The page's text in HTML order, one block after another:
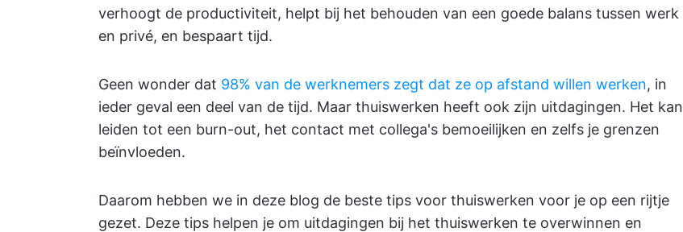
verhoogt de productiviteit, helpt bij het behouden van een goede balans tussen werk
en privé, en bespaart tijd.
Geen wonder dat 98% van de werknemers zegt dat ze op afstand willen werken, in
ieder geval een deel van de tijd. Maar thuiswerken heeft ook zijn uitdagingen. Het kan
leiden tot een burn-out, het contact met collega's bemoeilijken en zelfs je grenzen
beïnvloeden.
Daarom hebben we in deze blog de beste tips voor thuiswerken voor je op een rijtje
gezet. Deze tips helpen je om uitdagingen bij het thuiswerken te overwinnen en